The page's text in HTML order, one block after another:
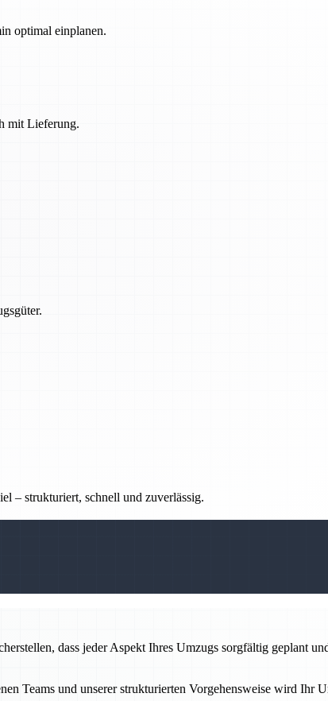
optimal einplanen.
mit Lieferung.
– strukturiert, schnell und zuverlässig.
dass jeder Aspekt Ihres Umzugs sorgfältig geplant
Teams und unserer strukturierten Vorgehensweise wird Ihr